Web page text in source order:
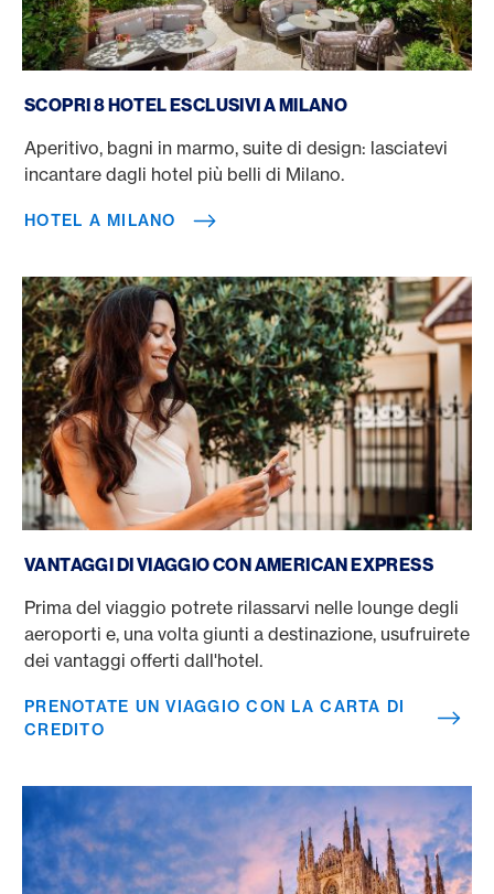
SCOPRI 8 HOTEL ESCLUSIVI A MILANO
Aperitivo, bagni in marmo, suite di design: lasciatevi
incantare dagli hotel più belli di Milano.
HOTEL A MILANO
VANTAGGI DI VIAGGIO CON AMERICAN EXPRESS
Prima del viaggio potrete rilassarvi nelle lounge degli
aeroporti e, una volta giunti a destinazione, usufruirete
dei vantaggi offerti dall'hotel.
PRENOTATE UN VIAGGIO CON LA CARTA DI
CREDITO